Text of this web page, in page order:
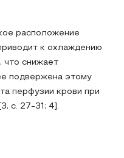
расположение
к охлаждению
снижает
подвержена этому
перфузии крови при
с. 27-31; 4].